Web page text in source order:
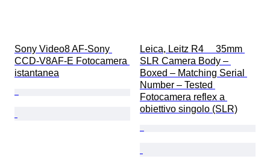
Sony Video8 AF-Sony
CCD-V8AF-E Fotocamera
istantanea
Leica, Leitz R4     35mm
SLR Camera Body –
Boxed – Matching Serial
Number – Tested
Fotocamera reflex a
obiettivo singolo (SLR)